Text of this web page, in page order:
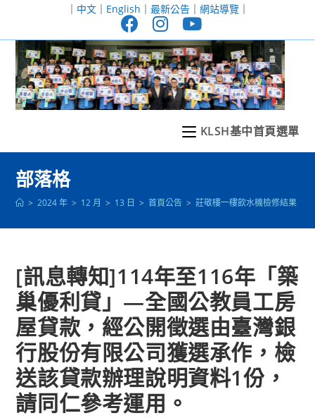
至
｜ 中文｜ English ｜ 最新公告｜ 網站導覽｜
KLSH基中首頁選單
部落格
> 2024 年 > 12 月 > 13 日 > 首頁公告 > 莊敬樓一樓飲水機檢修結果
[訊息轉知]114年至116年「築
巢優利貸」—全國公教員工房
屋貸款，經公開徵選由臺灣銀
行股份有限公司獲選承作，檢
送該貸款辦理說明資料1份，
請同仁參考運用。